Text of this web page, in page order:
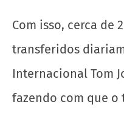
Com isso, cerca de
transferidos
Internacional Tom
fazendo com que o